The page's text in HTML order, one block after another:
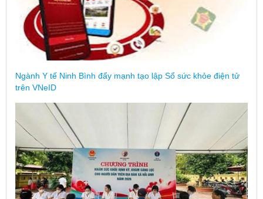
Ngành Y tế Ninh Bình đẩy mạnh tạo lập Sổ sức khỏe điện tử
trên VNeID